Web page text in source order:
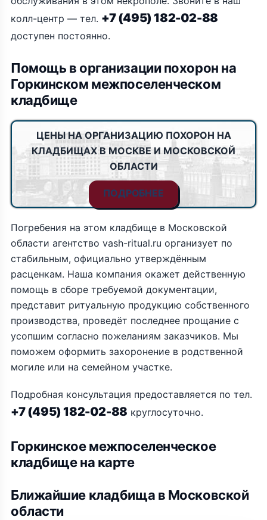
колл-центр — тел. +7 (495) 182-02-88
доступен постоянно.
Помощь в организации похорон на
Горкинском межпоселенческом
кладбище
ЦЕНЫ НА ОРГАНИЗАЦИЮ ПОХОРОН НА
КЛАДБИЩАХ В МОСКВЕ И МОСКОВСКОЙ
ОБЛАСТИ
ПОДРОБНЕЕ
Погребения на этом кладбище в Московской
области агентство vash-ritual.ru организует по
стабильным, официально утверждённым
расценкам. Наша компания окажет действенную
помощь в сборе требуемой документации,
представит ритуальную продукцию собственного
производства, проведёт последнее прощание с
усопшим согласно пожеланиям заказчиков. Мы
поможем оформить захоронение в родственной
могиле или на семейном участке.
Подробная консультация предоставляется по тел.
+7 (495) 182-02-88 круглосуточно.
Горкинское межпоселенческое
кладбище на карте
Ближайшие кладбища в Московской
области